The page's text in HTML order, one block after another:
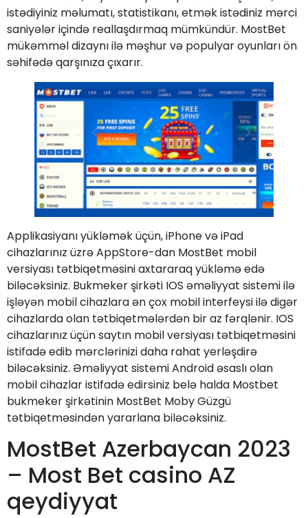
istədiyiniz məlumatı, statistikanı, etmək istədiniz mərci
saniyələr içində reallaşdırmaq mümkündür. MostBet
mükəmməl dizaynı ilə məşhur və populyar oyunları ön
səhifədə qarşınıza çıxarır.
Applikasiyanı yükləmək üçün, iPhone və iPad
cihazlarınız üzrə AppStore-dan MostBet mobil
versiyası tətbiqetməsini axtararaq yükləmə edə
biləcəksiniz. Bukmeker şirkəti IOS əməliyyat sistemi ilə
işləyən mobil cihazlara ən çox mobil interfeysi ilə digər
cihazlarda olan tətbiqetmələrdən bir az fərqlənir. IOS
cihazlarınız üçün saytın mobil versiyası tətbiqetməsini
istifadə edib mərclərinizi daha rahat yerləşdirə
biləcəksiniz. Əməliyyat sistemi Android əsaslı olan
mobil cihazlar istifadə edirsiniz belə halda Mostbet
bukmeker şirkətinin MostBet Moby Güzgü
tətbiqetməsindən yararlana biləcəksiniz.
MostBet Azerbaycan 2023
– Most Bet casino AZ
qeydiyyat